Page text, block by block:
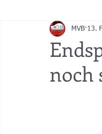
noch
MVB 13.